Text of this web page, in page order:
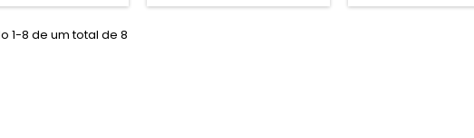
1-8 de um total de 8